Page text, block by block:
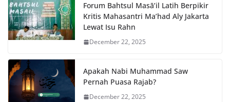
Forum Bahtsul Masā’il Latih Berpikir
Kritis Mahasantri Ma’had Aly Jakarta
Lewat Isu Rahn
December 22, 2025
Apakah Nabi Muhammad Saw
Pernah Puasa Rajab?
December 22, 2025